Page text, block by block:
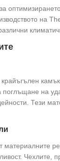
на
поглъщане на
Тези
Чехлите,